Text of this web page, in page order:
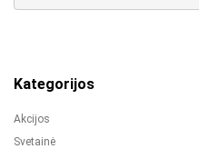
Kategorijos
Akcijos
Svetainė